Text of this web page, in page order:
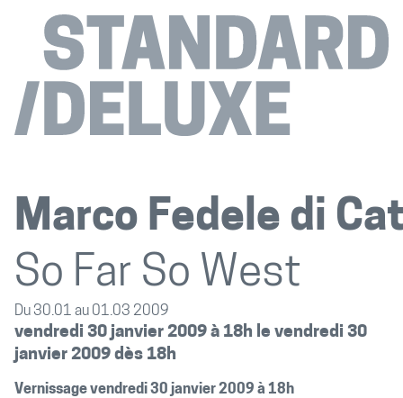
Marco Fedele di
So Far So West
Du 30.01 au 01.03 2009
vendredi 30 janvier 2009 à 18h le vendredi 30
janvier 2009 dès 18h
Vernissage vendredi 30 janvier 2009 à 18h